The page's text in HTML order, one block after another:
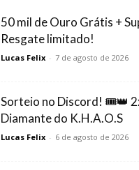
50 mil de Ouro Grátis +
Resgate limitado!
Lucas Felix - 7 de agosto de 2026
Sorteio no Discord! 🎟️👑
Diamante do K.H.A.O.S
Lucas Felix - 6 de agosto de 2026